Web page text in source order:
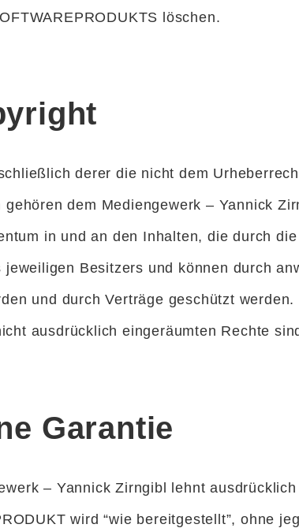
löschen.
derer die nicht dem
gehören dem Mediengewerk – Yannick
in und an den Inhalten, die durch
jeweiligen Besitzers und können durch
und durch Verträge geschützt
ausdrücklich eingeräumten Rechte
Garantie
– Yannick Zirngibl lehnt
wird “wie bereitgestellt”, ohne